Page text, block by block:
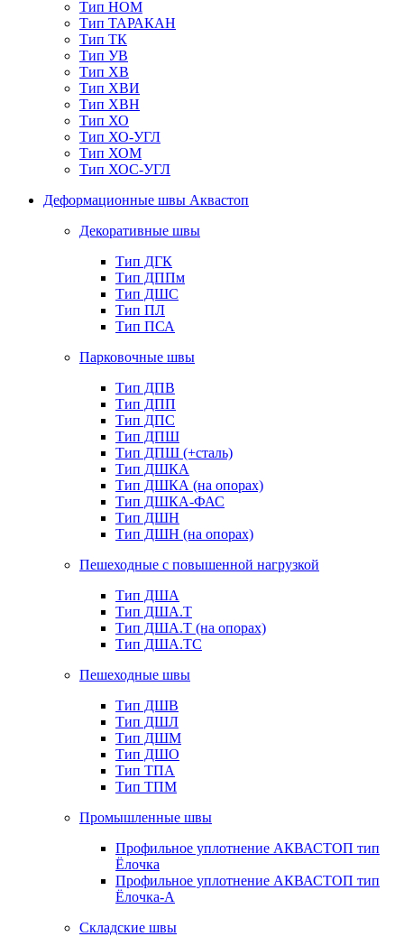
Тип НОМ
Тип ТАРАКАН
Тип ТК
Тип УВ
Тип ХВ
Тип ХВИ
Тип ХВН
Тип ХО
Тип ХО-УГЛ
Тип ХОМ
Тип ХОС-УГЛ
Деформационные швы Аквастоп
Декоративные швы
Тип ДГК
Тип ДППм
Тип ДШС
Тип ПЛ
Тип ПСА
Парковочные швы
Тип ДПВ
Тип ДПП
Тип ДПС
Тип ДПШ
Тип ДПШ (+сталь)
Тип ДШКА
Тип ДШКА (на опорах)
Тип ДШКА-ФАС
Тип ДШН
Тип ДШН (на опорах)
Пешеходные с повышенной нагрузкой
Тип ДША
Тип ДША.Т
Тип ДША.Т (на опорах)
Тип ДША.ТС
Пешеходные швы
Тип ДШВ
Тип ДШЛ
Тип ДШМ
Тип ДШО
Тип ТПА
Тип ТПМ
Промышленные швы
Профильное уплотнение АКВАСТОП тип
Ёлочка
Профильное уплотнение АКВАСТОП тип
Ёлочка-А
Складские швы